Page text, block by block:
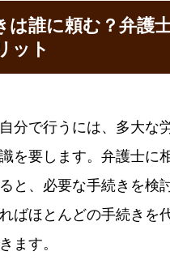
は誰に頼む？弁護
ット
分で行うには、多大な
を要します。弁護士に
と、必要な手続きを検
ばほとんどの手続きを
ます。